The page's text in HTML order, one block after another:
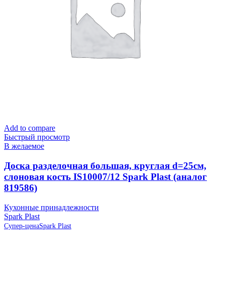
Add to compare
Быстрый просмотр
В желаемое
Доска разделочная большая, круглая d=25см,
слоновая кость IS10007/12 Spark Plast (аналог
819586)
Кухонные принадлежности
Spark Plast
Супер-ценаSpark Plast